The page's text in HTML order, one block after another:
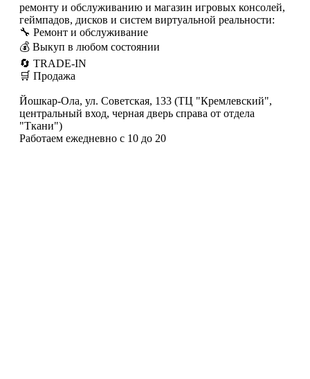
ремонту и обслуживанию и магазин игровых консолей,
геймпадов, дисков и систем виртуальной реальности:
🔧 Ремонт и обслуживание
💰 Выкуп в любом состоянии
🔄 TRADE-IN
🛒 Продажа
Йошкар-Ола, ул. Советская, 133 (ТЦ "Кремлевский",
центральный вход, черная дверь справа от отдела
"Ткани")
Работаем ежедневно с 10 до 20